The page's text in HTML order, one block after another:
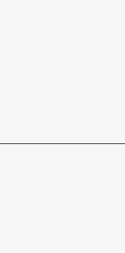
心理、藝術、舞蹈治
蹈研習營，曾邀請專
程，課程分為「動作
礎班」、「動作分析
」，協助國內的舞蹈
學門知識。文化建設
辦舞蹈治療研習活